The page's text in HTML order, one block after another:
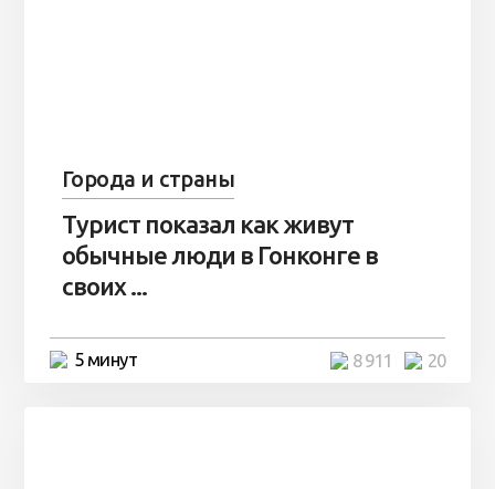
Города и страны
Турист показал как живут
обычные люди в Гонконге в
своих ...
5 минут 20
8 911